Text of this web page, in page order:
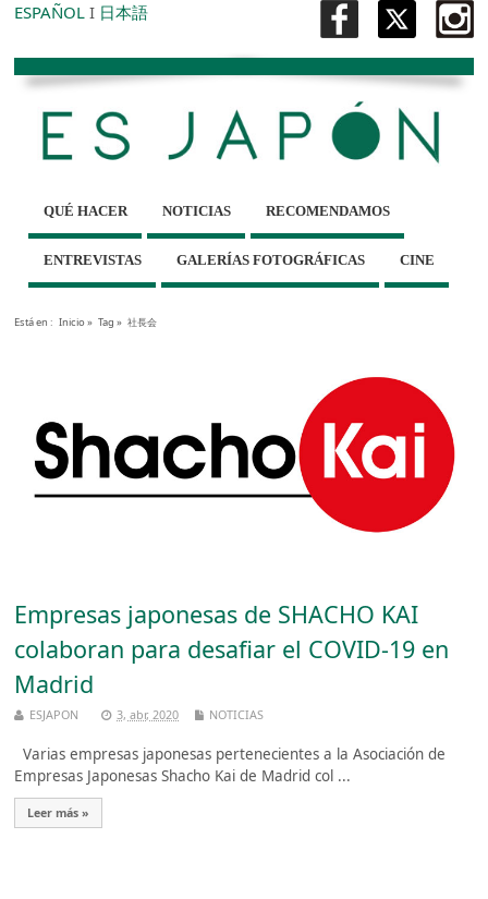
ESPAÑOL I 日本語
QUÉ HACER NOTICIAS RECOMENDAMOS
ENTREVISTAS GALERÍAS FOTOGRÁFICAS CINE
Está en : Inicio» Tag » 社長会
Empresas japonesas de SHACHO KAI
colaboran para desafiar el COVID-19 en
Madrid
ESJAPON 3, abr, 2020 NOTICIAS
Varias empresas japonesas pertenecientes a la Asociación de
Empresas Japonesas Shacho Kai de Madrid col ...
Leer más »